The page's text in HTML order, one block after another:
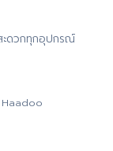
ะดวกทุกอุปกรณ์
Haadoo